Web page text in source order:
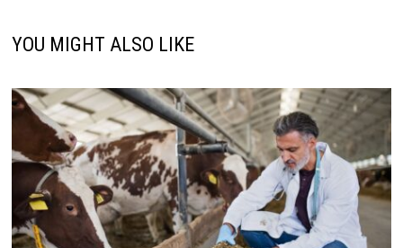
YOU MIGHT ALSO LIKE